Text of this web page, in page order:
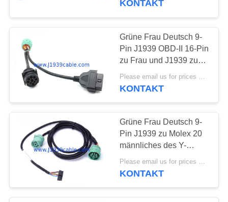
Kabel des
Verbindungsstück-
OBD2
17
Kabel OBD2 Y
KONTAKT
Grüne Frau Deutsch 9-
Pin J1939 OBD-II 16-Pin
zu Frau und J1939 zum
männlichen Kabel des
LKW-Y
KONTAKT
Grüne Frau Deutsch 9-
Pin J1939 zu Molex 20
männliches des Y-
Verbindungsstücks
J1939 Kabel Pin
Please email us for prices MOQ:100 Stück
KONTAKT